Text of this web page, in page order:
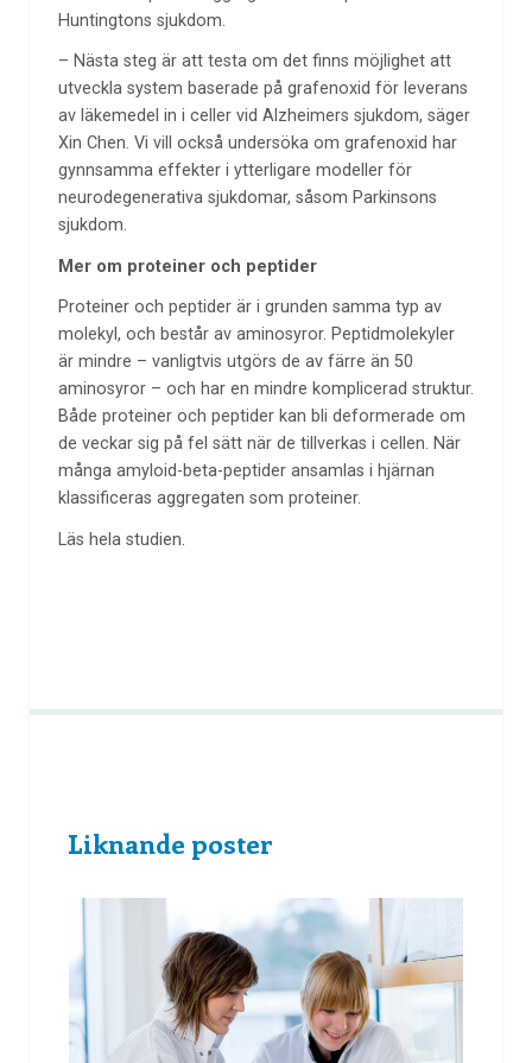
Huntingtons sjukdom.
– Nästa steg är att testa om det finns möjlighet att
utveckla system baserade på grafenoxid för leverans
av läkemedel in i celler vid Alzheimers sjukdom, säger
Xin Chen. Vi vill också undersöka om grafenoxid har
gynnsamma effekter i ytterligare modeller för
neurodegenerativa sjukdomar, såsom Parkinsons
sjukdom.
Mer om proteiner och peptider
Proteiner och peptider är i grunden samma typ av
molekyl, och består av aminosyror. Peptidmolekyler
är mindre – vanligtvis utgörs de av färre än 50
aminosyror – och har en mindre komplicerad struktur.
Både proteiner och peptider kan bli deformerade om
de veckar sig på fel sätt när de tillverkas i cellen. När
många amyloid-beta-peptider ansamlas i hjärnan
klassificeras aggregaten som proteiner.
Läs hela studien.
Liknande poster